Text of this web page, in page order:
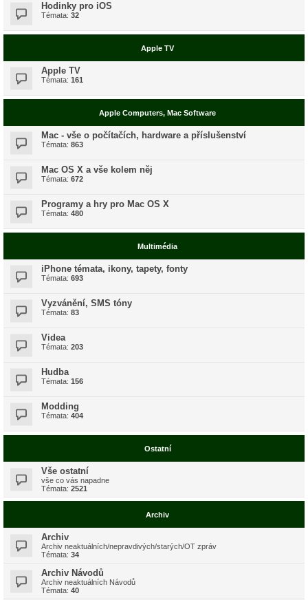
Hodinky pro iOS
Témata: 32
Apple TV
Apple TV
Témata: 161
Apple Computers, Mac Software
Mac - vše o počítačích, hardware a příslušenství
Témata: 863
Mac OS X a vše kolem něj
Témata: 672
Programy a hry pro Mac OS X
Témata: 480
Multimédia
iPhone témata, ikony, tapety, fonty
Témata: 693
Vyzvánění, SMS tóny
Témata: 83
Videa
Témata: 203
Hudba
Témata: 156
Modding
Témata: 404
Ostatní
Vše ostatní
vše co vás napadne
Témata: 2521
Archiv
Archiv
Archiv neaktuálních/nepravdivých/starých/OT zpráv
Témata: 34
Archiv Návodů
Archiv neaktuálních Návodů
Témata: 40